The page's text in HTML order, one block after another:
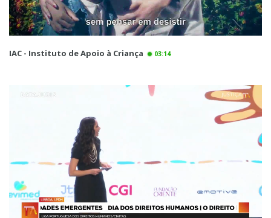
IAC - Instituto de Apoio à Criança 03:14